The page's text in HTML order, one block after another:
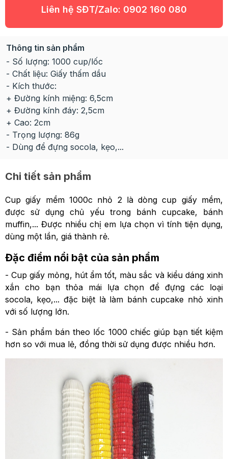
Liên hệ SĐT/Zalo: 0902 160 080
Thông tin sản phẩm
- Số lượng: 1000 cup/lốc
- Chất liệu: Giấy thấm dầu
- Kích thước:
+ Đường kính miệng: 6,5cm
+ Đường kính đáy: 2,5cm
+ Cao: 2cm
- Trọng lượng: 86g
- Dùng để đựng socola, kẹo,...
Chi tiết sản phẩm
Cup giấy mềm 1000c nhỏ 2 là dòng cup giấy mềm,
được sử dụng chủ yếu trong bánh cupcake, bánh
muffin,... Được nhiều chị em lựa chọn vì tính tiện dụng,
dùng một lần, giá thành rẻ.
Đặc điểm nổi bật của sản phẩm
- Cup giấy mỏng, hút ẩm tốt, màu sắc và kiểu dáng xinh
xắn cho bạn thỏa mái lựa chọn để đựng các loại
socola, kẹo,... đặc biệt là làm bánh cupcake nhỏ xinh
với số lượng lớn.
- Sản phẩm bán theo lốc 1000 chiếc giúp bạn tiết kiệm
hơn so với mua lẻ, đồng thời sử dụng được nhiều hơn.